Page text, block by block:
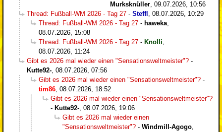
Murksknüller, 09.07.2026, 10:56
Thread: Fußball-WM 2026 - Tag 27 - Steffl , 08.07.2026, 10:29
Thread: Fußball-WM 2026 - Tag 27 - haweka,
08.07.2026, 15:08
Thread: Fußball-WM 2026 - Tag 27 - Knolli,
08.07.2026, 11:24
Gibt es 2026 mal wieder einen "Sensationsweltmeister"? -
Kutte92-, 08.07.2026, 07:56
Gibt es 2026 mal wieder einen "Sensationsweltmeister"? -
tim86, 08.07.2026, 18:52
Gibt es 2026 mal wieder einen "Sensationsweltmeister"?
- Kutte92-, 08.07.2026, 19:06
Gibt es 2026 mal wieder einen
"Sensationsweltmeister"? - Windmill-Agogo,